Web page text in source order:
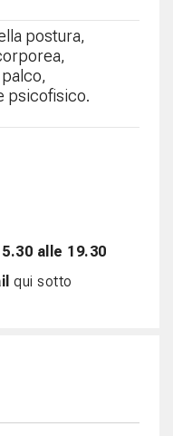
postura,
psicofisico.
alle 19.30
qui sotto